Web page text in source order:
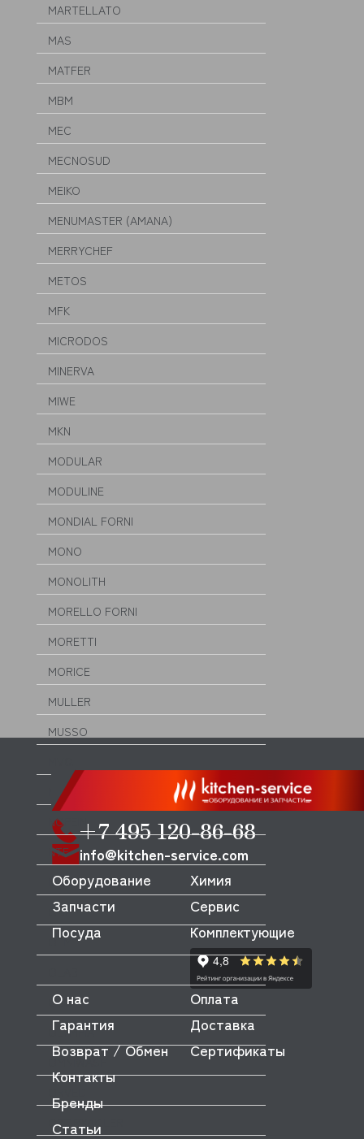
MARTELLATO
MAS
MATFER
MBM
MEC
MECNOSUD
MEIKO
MENUMASTER (AMANA)
MERRYCHEF
METOS
MFK
MICRODOS
MINERVA
MIWE
MKN
MODULAR
MODULINE
MONDIAL FORNI
MONO
MONOLITH
MORELLO FORNI
MORETTI
MORICE
MULLER
MUSSO
NEMOX
NOPEIN
NTF
NUOVA SIMONELLI
ODE
OEM
OLIS
OLYMPIA
OMNIWASH
OZTIRYAKILER
+7 495 120-86-68
info@kitchen-service.com
Оборудование
Запчасти
Посуда
Химия
Сервис
Комплектующие
О нас
Оплата
Гарантия
Доставка
Возврат / Обмен
Сертификаты
Контакты
Бренды
Статьи